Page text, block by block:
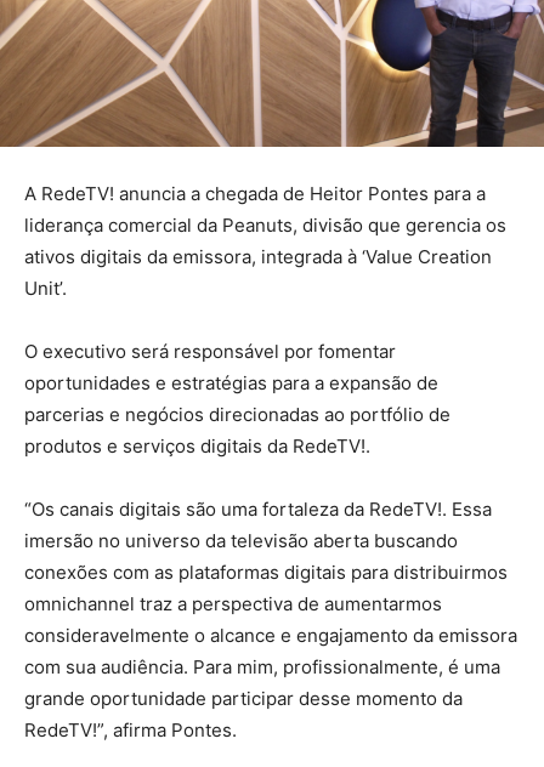
A RedeTV! anuncia a chegada de Heitor Pontes para a
liderança comercial da Peanuts, divisão que gerencia os
ativos digitais da emissora, integrada à ‘Value Creation
Unit’.
O executivo será responsável por fomentar
oportunidades e estratégias para a expansão de
parcerias e negócios direcionadas ao portfólio de
produtos e serviços digitais da RedeTV!.
“Os canais digitais são uma fortaleza da RedeTV!. Essa
imersão no universo da televisão aberta buscando
conexões com as plataformas digitais para distribuirmos
omnichannel traz a perspectiva de aumentarmos
consideravelmente o alcance e engajamento da emissora
com sua audiência. Para mim, profissionalmente, é uma
grande oportunidade participar desse momento da
RedeTV!”, afirma Pontes.